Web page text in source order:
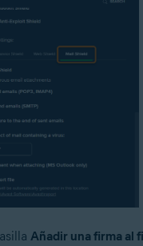
Añadir una firma al